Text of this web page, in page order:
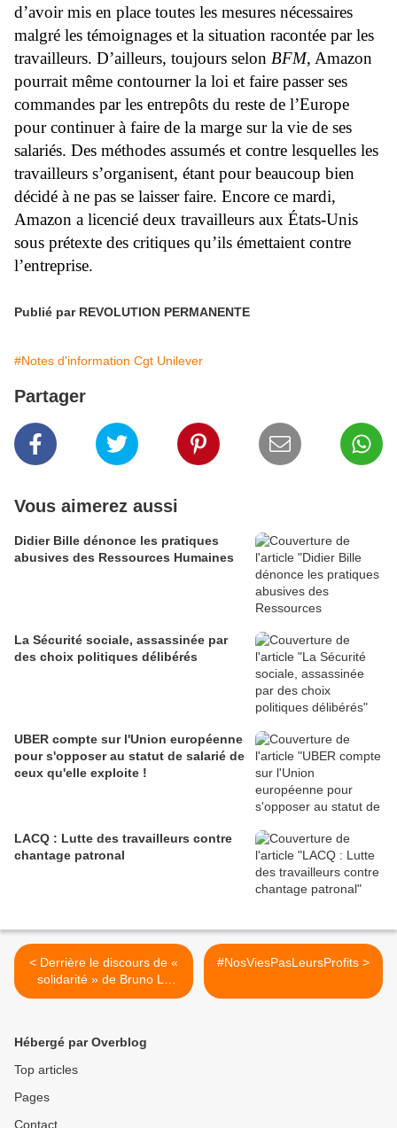
d’avoir mis en place toutes les mesures nécessaires
malgré les témoignages et la situation racontée par les
travailleurs. D’ailleurs, toujours selon BFM, Amazon
pourrait même contourner la loi et faire passer ses
commandes par les entrepôts du reste de l’Europe
pour continuer à faire de la marge sur la vie de ses
salariés. Des méthodes assumés et contre lesquelles les
travailleurs s’organisent, étant pour beaucoup bien
décidé à ne pas se laisser faire. Encore ce mardi,
Amazon a licencié deux travailleurs aux États-Unis
sous prétexte des critiques qu’ils émettaient contre
l’entreprise.
Publié par REVOLUTION PERMANENTE
#Notes d'information Cgt Unilever
Partager
Vous aimerez aussi
Didier Bille dénonce les pratiques
abusives des Ressources Humaines
La Sécurité sociale, assassinée par
des choix politiques délibérés
UBER compte sur l'Union européenne
pour s'opposer au statut de salarié de
ceux qu'elle exploite !
LACQ : Lutte des travailleurs contre
chantage patronal
< Derrière le discours de «
solidarité » de Bruno Le
Maire se cachent de gros
#NosViesPasLeursProfits >
Hébergé par Overblog
Top articles
Pages
Contact